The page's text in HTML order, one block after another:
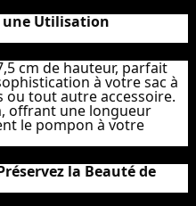
une Utilisation
cm de hauteur, parfait
à votre sac à
ou tout autre accessoire.
offrant une longueur
le pompon à votre
la Beauté de